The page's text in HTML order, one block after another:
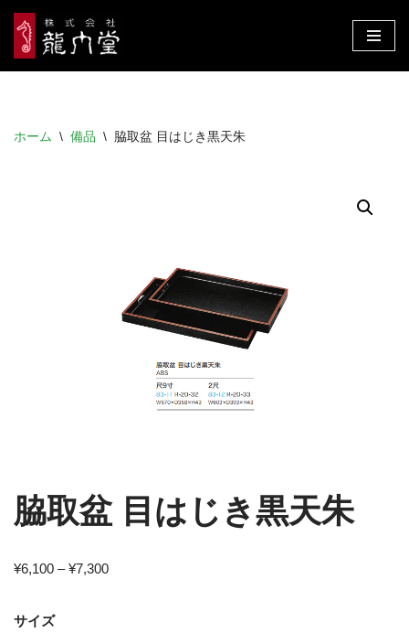
コ
ン
ツ
ホーム \ 備品 \ 脇取盆 目はじき黒天朱
脇取盆 目はじき黒天朱
¥6,100 –¥7,300
サイズ